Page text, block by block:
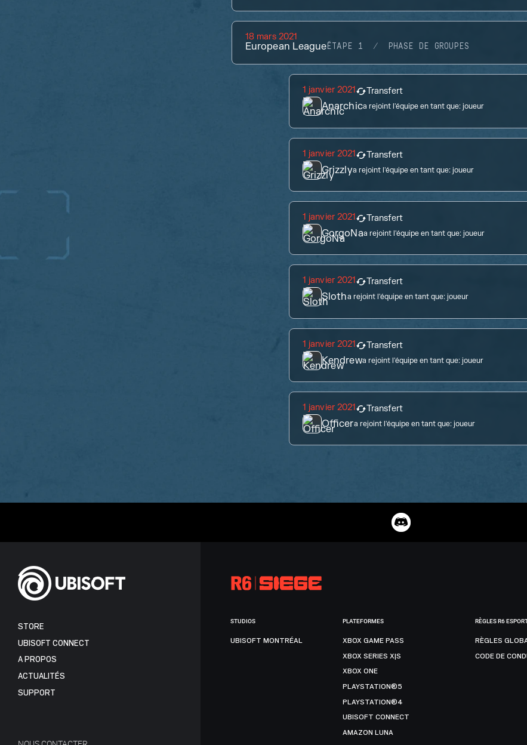
18 mars 2021
European LeagueÉTAPE 1 PHASE DE GROUPES
1 janvier 2021 Transfert
Anarchica rejoint l'équipe en tant que: joueur
1 janvier 2021 Transfert
Grizzlya rejoint l'équipe en tant que:joueur
1 janvier 2021 Transfert
GorgoNaa rejoint l'équipe en tant que:joueur
1 janvier 2021 Transfert
Slotha rejoint l'équipe en tant que:joueur
1 janvier 2021 Transfert
Kendrewa rejoint l'équipe en tant que:joueur
1 janvier 2021 Transfert
Officera rejoint l'équipe en tant que:joueur
STORE
UBISOFT CONNECT
A PROPOS
ACTUALITÉS
SUPPORT
STUDIOS
UBISOFT MONTRÉAL
PLATEFORMES
XBOX GAME PASS
XBOX SERIES X|S
XBOX ONE
PLAYSTATION®5
PLAYSTATION®4
UBISOFT CONNECT
AMAZON LUNA
RÈGLES R6
RÈGLES
CODE DE